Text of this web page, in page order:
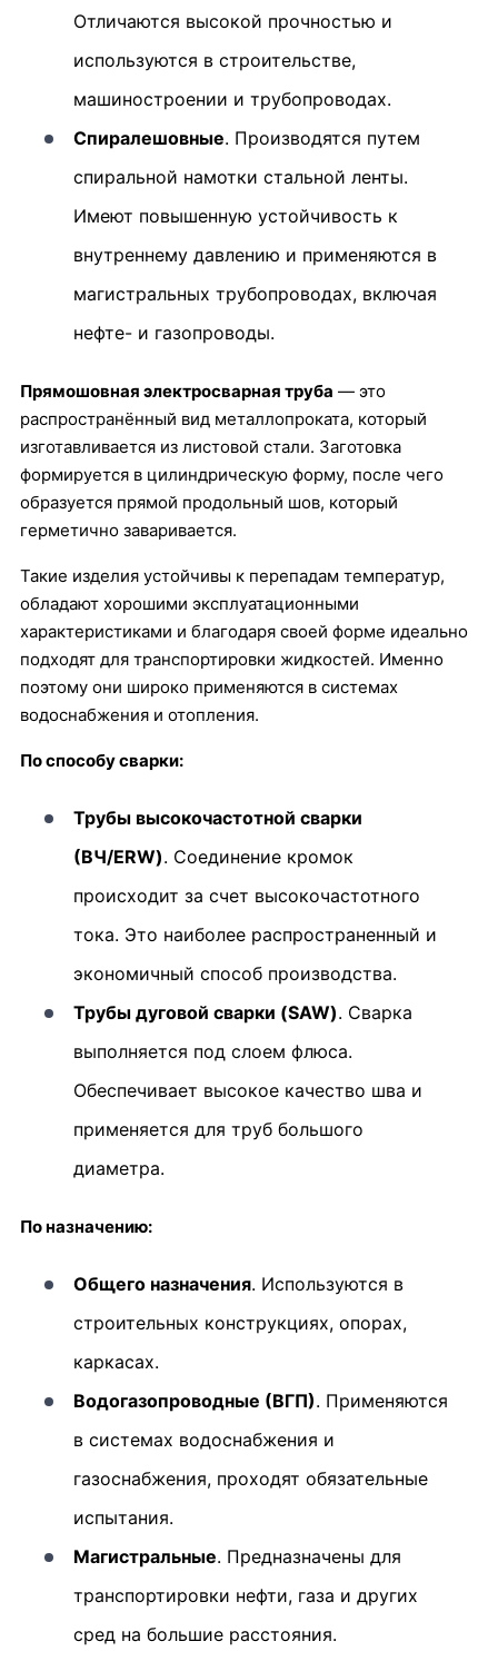
Отличаются высокой прочностью и
используются в строительстве,
машиностроении и трубопроводах.
Спиралешовные. Производятся путем
спиральной намотки стальной ленты.
Имеют повышенную устойчивость к
внутреннему давлению и применяются в
магистральных трубопроводах, включая
нефте- и газопроводы.
Прямошовная электросварная труба — это
распространённый вид металлопроката, который
изготавливается из листовой стали. Заготовка
формируется в цилиндрическую форму, после чего
образуется прямой продольный шов, который
герметично заваривается.
Такие изделия устойчивы к перепадам температур,
обладают хорошими эксплуатационными
характеристиками и благодаря своей форме идеально
подходят для транспортировки жидкостей. Именно
поэтому они широко применяются в системах
водоснабжения и отопления.
По способу сварки:
Трубы высокочастотной сварки
(ВЧ/ERW). Соединение кромок
происходит за счет высокочастотного
тока. Это наиболее распространенный и
экономичный способ производства.
Трубы дуговой сварки (SAW). Сварка
выполняется под слоем флюса.
Обеспечивает высокое качество шва и
применяется для труб большого
диаметра.
По назначению:
Общего назначения. Используются в
строительных конструкциях, опорах,
каркасах.
Водогазопроводные (ВГП). Применяются
в системах водоснабжения и
газоснабжения, проходят обязательные
испытания.
Магистральные. Предназначены для
транспортировки нефти, газа и других
сред на большие расстояния.